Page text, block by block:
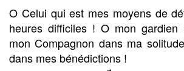
O Celui qui est mes moyens de
heures difficiles ! O mon gardien
mon Compagnon dans ma
dans mes bénédictions !